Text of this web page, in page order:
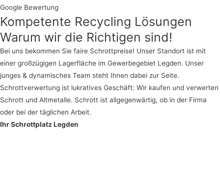
Google Bewertung
Kompetente Recycling Lösungen
Warum wir die Richtigen sind!
Bei uns bekommen Sie faire Schrottpreise! Unser Standort ist mit
einer großzügigen Lagerfläche im Gewerbegebiet Legden. Unser
junges & dynamisches Team steht Ihnen dabei zur Seite.
Schrottverwertung ist lukratives Geschäft: Wir kaufen und verwerten
Schrott und Altmetalle. Schrott ist allgegenwärtig, ob in der Firma
oder bei der täglichen Arbeit.
Ihr Schrottplatz Legden